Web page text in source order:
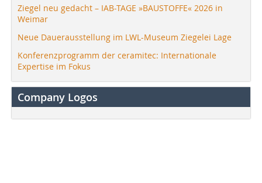
Ziegel neu gedacht – IAB-TAGE »BAUSTOFFE« 2026 in
Weimar
Neue Dauerausstellung im LWL-Museum Ziegelei Lage
Konferenzprogramm der ceramitec: Internationale
Expertise im Fokus
Company Logos